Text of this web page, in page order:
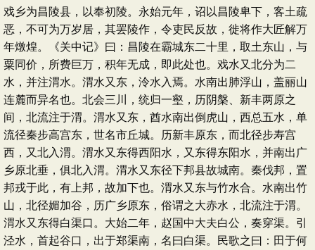
戏乡为昌陵县，以奉初陵。永始元年，诏以昌陵卑下，客土疏
恶，不可为万岁居，其罢陵作，令吏民反故，徙将作大匠解万
年燉煌。《关中记》曰：昌陵在霸城东二十里，取土东山，与
粟同价，所费巨万，积年无成，即此处也。戏水又北分为二
水，并注渭水。渭水又东，泠水入焉。水南出肺浮山，盖丽山
连麓而异名也。北会三川，统归一壑，历阴槃、新丰两原之
间，北流注于渭。渭水又东，酋水南出倒虎山，西总五水，单
流径秦步高宫东，世名市丘城。历新丰原东，而北径步寿宫
西，又北入渭。渭水又东得西阳水，又东得东阳水，并南出广
乡原北垂，俱北入渭。渭水又东径下邦县故城南。秦伐邦，置
邦戎于此，有上邦，故加下也。渭水又东与竹水合。水南出竹
山，北径媚加谷，历广乡原东，俗谓之大赤水，北流注于渭。
渭水又东得白渠口。大始二年，赵国中大夫白公，奏穿渠。引
泾水，首起谷口，出于郑渠南，名曰白渠。民歌之曰：田于何